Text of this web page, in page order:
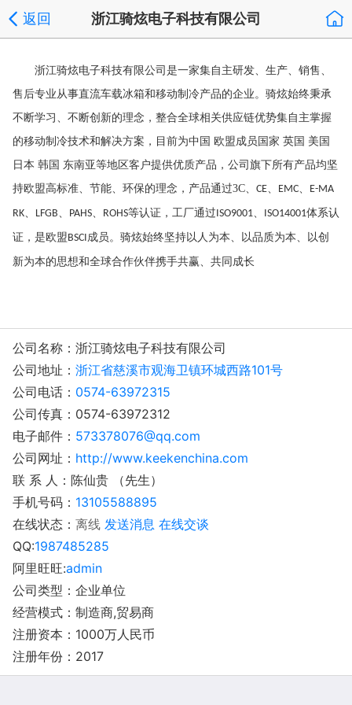
返回 浙江骑炫电子科技有限公司
浙江骑炫电子科技有限公司是一家集自主研发、生产、销售、
售后专业从事直流车载冰箱和移动制冷产品的企业。骑炫始终秉承
不断学习、不断创新的理念，整合全球相关供应链优势集自主掌握
的移动制冷技术和解决方案，目前为中国 欧盟成员国家 英国 美国
日本 韩国 东南亚等地区客户提供优质产品，公司旗下所有产品均坚
持欧盟高标准、节能、环保的理念，产品通过3C、 CE、 EMC、 E-MA
RK、 LFGB、 PAHS、 ROHS等认证，工厂通过ISO9001、 ISO14001体系认
证，是欧盟BSCI成员。骑炫始终坚持以人为本、以品质为本、以创
新为本的思想和全球合作伙伴携手共赢、共同成长
公司名称：浙江骑炫电子科技有限公司
公司地址： 浙江省慈溪市观海卫镇环城西路101号
公司电话： 0574-63972315
公司传真：0574-63972312
电子邮件： 573378076@qq.com
公司网址： http://www.keekenchina.com
联 系 人：陈仙贵 （先生）
手机号码： 13105588895
在线状态： 离线 发送消息 在线交谈
QQ:1987485285
阿里旺旺:admin
公司类型：企业单位
经营模式：制造商,贸易商
注册资本：1000万人民币
注册年份：2017